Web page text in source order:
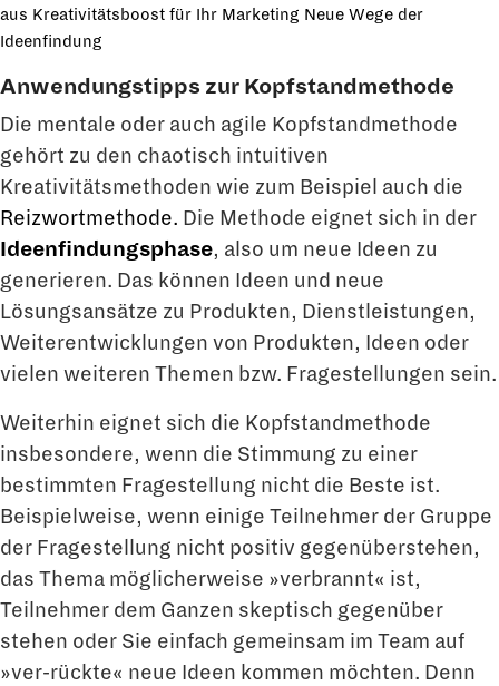
aus Kreativitätsboost für Ihr Marketing Neue Wege der
Ideenfindung
Anwendungstipps zur Kopfstandmethode
Die mentale oder auch agile Kopfstandmethode
gehört zu den chaotisch intuitiven
Kreativitätsmethoden wie zum Beispiel auch die
Reizwortmethode. Die Methode eignet sich in der
Ideenfindungsphase, also um neue Ideen zu
generieren. Das können Ideen und neue
Lösungsansätze zu Produkten, Dienstleistungen,
Weiterentwicklungen von Produkten, Ideen oder
vielen weiteren Themen bzw. Fragestellungen sein.
Weiterhin eignet sich die Kopfstandmethode
insbesondere, wenn die Stimmung zu einer
bestimmten Fragestellung nicht die Beste ist.
Beispielweise, wenn einige Teilnehmer der Gruppe
der Fragestellung nicht positiv gegenüberstehen,
das Thema möglicherweise »verbrannt« ist,
Teilnehmer dem Ganzen skeptisch gegenüber
stehen oder Sie einfach gemeinsam im Team auf
»ver-rückte« neue Ideen kommen möchten. Denn